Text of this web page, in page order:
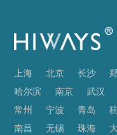
上海 北京 长沙
哈尔滨
南京 武汉
常州
宁波 青岛
南昌
无锡 珠海